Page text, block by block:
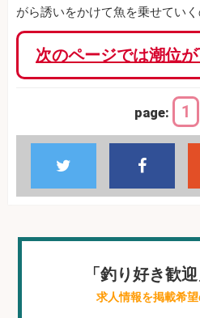
がら誘いをかけて魚を乗せていく
次のページでは潮位
page: 1
「釣り好き歓
求人情報を掲載希